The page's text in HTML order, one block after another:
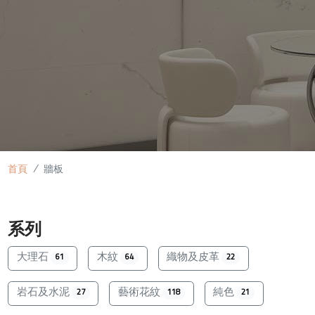
首頁 牆板
系列
大理石 61 木紋 64 織物及皮革 22
岩石及水泥 27 藝術花紋 118 純色 21